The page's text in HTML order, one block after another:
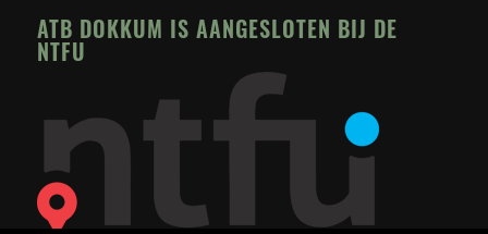
ATB DOKKUM IS AANGESLOTEN BIJ DE
NTFU